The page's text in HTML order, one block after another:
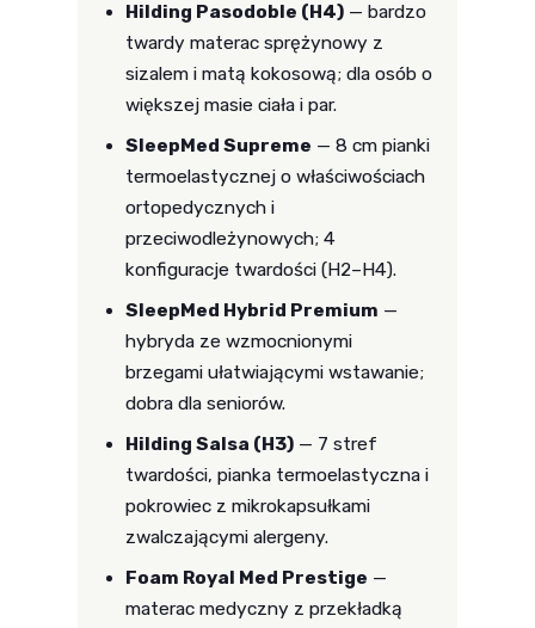
Hilding Pasodoble (H4) — bardzo
twardy materac sprężynowy z
sizalem i matą kokosową; dla osób o
większej masie ciała i par.
SleepMed Supreme — 8 cm pianki
termoelastycznej o właściwościach
ortopedycznych i
przeciwodleżynowych; 4
konfiguracje twardości (H2–H4).
SleepMed Hybrid Premium —
hybryda ze wzmocnionymi
brzegami ułatwiającymi wstawanie;
dobra dla seniorów.
Hilding Salsa (H3) — 7 stref
twardości, pianka termoelastyczna i
pokrowiec z mikrokapsułkami
zwalczającymi alergeny.
Foam Royal Med Prestige —
materac medyczny z przekładką